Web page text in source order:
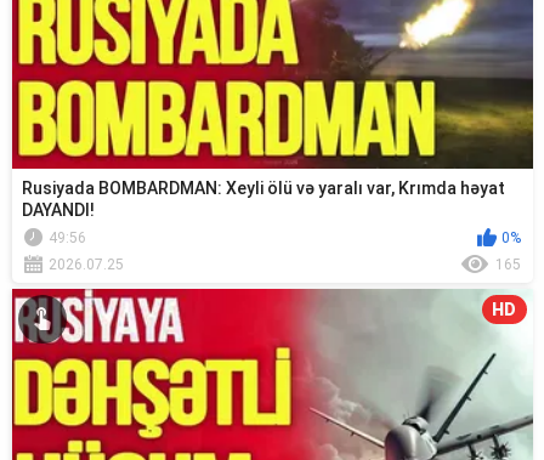
Rusiyada BOMBARDMAN: Xeyli ölü və yaralı var, Krımda həyat
DAYANDI!
49:56
0%
2026.07.25
165
HD